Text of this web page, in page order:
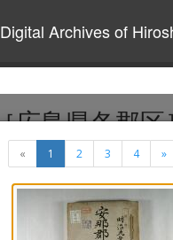
Digital Archives of